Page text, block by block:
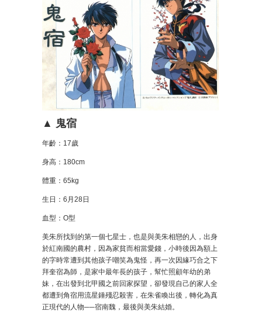
▲ 鬼宿
年齡：17歲
身高：180cm
體重：65kg
生日：6月28日
血型：O型
美朱所找到的第一個七星士，也是與美朱相戀的人，出身
於紅南國的農村，因為家貧而相當愛錢，小時後因為額上
的字時常遭到其他孩子嘲笑為鬼怪，再一次因緣巧合之下
拜奎宿為師，是家中最年長的孩子，幫忙照顧年幼的弟
妹，在出發到北甲國之前回家探望，卻發現自己的家人全
都遭到角宿用流星錘殘忍殺害，在朱雀喚出後，轉化為真
正現代的人物──宿南魏，最後與美朱結婚。